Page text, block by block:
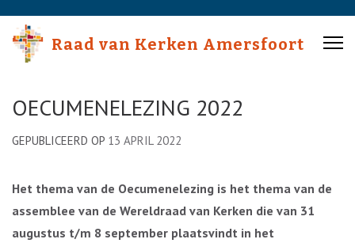
content
Enter)
Raad van Kerken Amersfoort
OECUMENELEZING 2022
GEPUBLICEERD OP 13 APRIL 2022
Het thema van de Oecumenelezing is het thema van de
assemblee van de Wereldraad van Kerken die van 31
augustus t/m 8 september plaatsvindt in het